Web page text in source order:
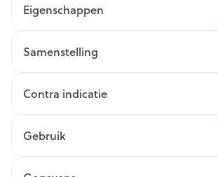
Eigenschappen
Samenstelling
Contra indicatie
Gebruik